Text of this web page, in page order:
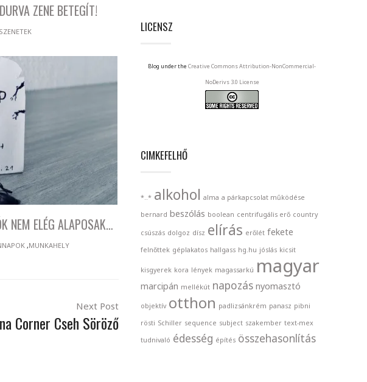
ZENE BETEGÍT!
NEM ELÉG ALAPOSAK…
,MUNKAHELY
Next Post
Corner Cseh Söröző
LICENSZ
Blog under the Creative Commons Attribution-NonCommercial-
NoDerivs 3.0 License
CIMKEFELHŐ
*..* alkohol alma a párkapcsolat működése
bernard beszólás boolean centrifugális erő country
csúszás dolgoz dísz elírás erőlét fekete
felnőttek géplakatos hallgass hg.hu jóslás kicsit
kisgyerek kora lények magassarkú magyar
marcipán mellékút napozás nyomasztó
objektív otthon padlizsánkrém panasz pibni
rösti Schiller sequence subject szakember text-mex
tudnivaló édesség építés összehasonlítás